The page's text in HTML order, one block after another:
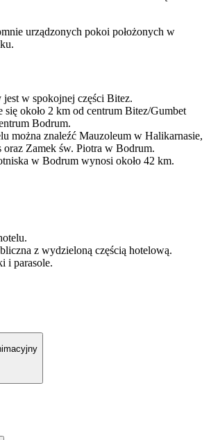
urządzonych pokoi położonych w
jest w spokojnej części Bitez.
się około 2 km od centrum Bitez/Gumbet
Bodrum.
można znaleźć Mauzoleum w Halikarnasie,
oraz Zamek św. Piotra w Bodrum.
w Bodrum wynosi około 42 km.
z wydzieloną częścią hotelową.
i parasole.